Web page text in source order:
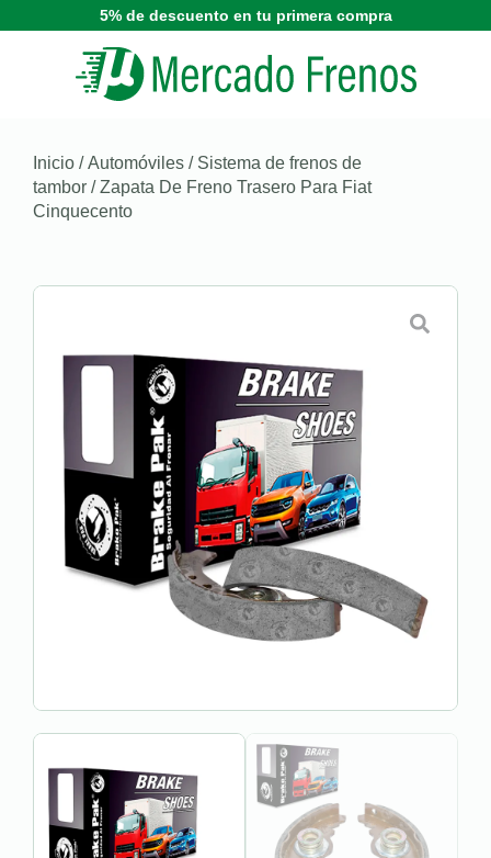
5% de descuento en tu primera compra
Inicio /Automóviles / Sistema de frenos de
tambor / Zapata De Freno Trasero Para Fiat
Cinquecento